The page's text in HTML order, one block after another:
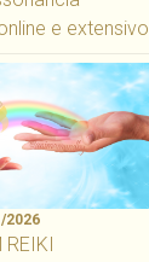
e extensivo
2026